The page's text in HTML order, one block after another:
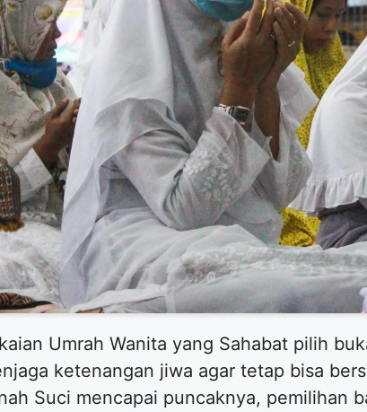
Umrah Wanita yang Sahabat pilih
ketenangan jiwa agar tetap bisa
Suci mencapai puncaknya, pemilihan